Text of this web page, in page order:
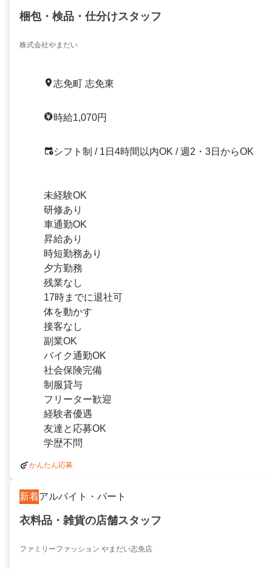
梱包・検品・仕分けスタッフ
株式会社やまだい
志免町 志免東
時給1,070円
シフト制 / 1日4時間以内OK / 週2・3日からOK
未経験OK
研修あり
車通勤OK
昇給あり
時短勤務あり
夕方勤務
残業なし
17時までに退社可
体を動かす
接客なし
副業OK
バイク通勤OK
社会保険完備
制服貸与
フリーター歓迎
経験者優遇
友達と応募OK
学歴不問
かんたん応募
新着アルバイト・パート
衣料品・雑貨の店舗スタッフ
ファミリーファッション やまだい志免店